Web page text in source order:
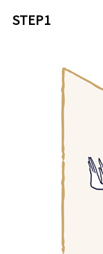
STEP1